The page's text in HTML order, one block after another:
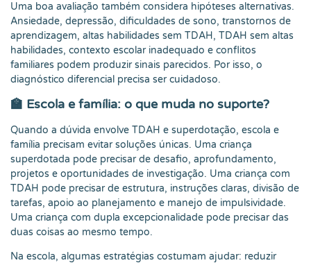
Uma boa avaliação também considera hipóteses alternativas.
Ansiedade, depressão, dificuldades de sono, transtornos de
aprendizagem, altas habilidades sem TDAH, TDAH sem altas
habilidades, contexto escolar inadequado e conflitos
familiares podem produzir sinais parecidos. Por isso, o
diagnóstico diferencial precisa ser cuidadoso.
🏫 Escola e família: o que muda no suporte?
Quando a dúvida envolve TDAH e superdotação, escola e
família precisam evitar soluções únicas. Uma criança
superdotada pode precisar de desafio, aprofundamento,
projetos e oportunidades de investigação. Uma criança com
TDAH pode precisar de estrutura, instruções claras, divisão de
tarefas, apoio ao planejamento e manejo de impulsividade.
Uma criança com dupla excepcionalidade pode precisar das
duas coisas ao mesmo tempo.
Na escola, algumas estratégias costumam ajudar: reduzir